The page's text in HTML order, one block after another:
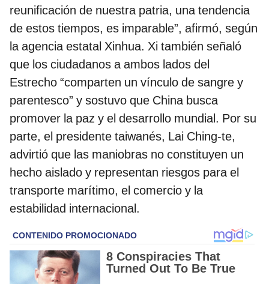
reunificación de nuestra patria, una tendencia
de estos tiempos, es imparable”, afirmó, según
la agencia estatal Xinhua. Xi también señaló
que los ciudadanos a ambos lados del
Estrecho “comparten un vínculo de sangre y
parentesco” y sostuvo que China busca
promover la paz y el desarrollo mundial. Por su
parte, el presidente taiwanés, Lai Ching-te,
advirtió que las maniobras no constituyen un
hecho aislado y representan riesgos para el
transporte marítimo, el comercio y la
estabilidad internacional.